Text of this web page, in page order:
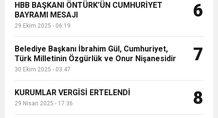
HBB BAŞKANI ÖNTÜRK’ÜN CUMHURİYET
BAYRAMI MESAJI
29 Ekim 2025 - 06:19
6
Belediye Başkanı İbrahim Gül, Cumhuriyet,
Türk Milletinin Özgürlük ve Onur Nişanesidir
30 Ekim 2025 - 03:47
7
KURUMLAR VERGİSİ ERTELENDİ
29 Nisan 2025 - 17:36 8